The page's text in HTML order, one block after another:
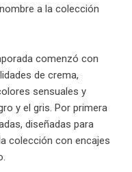
a la colección
comenzó con
de crema,
sensuales y
y el gris. Por primera
diseñadas para
colección con encajes